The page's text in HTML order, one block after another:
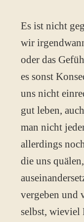
Es ist nicht
wir
oder das
es sonst
uns nicht
gut leben,
man nicht
allerdings
die uns
vergeben und
selbst, wieviel